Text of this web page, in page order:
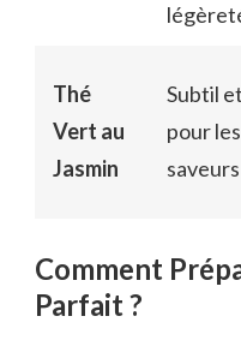
Thé
Vert au
Jasmin
Subtil
pour
Comment
Parfait ?